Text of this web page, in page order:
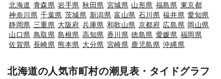
北海道 青森県 岩手県 秋田県 宮城県 山形県 福島県 東京都
神奈川県 千葉県 茨城県 新潟県 富山県 石川県 福井県 愛知県
静岡県 三重県 大阪府 兵庫県 和歌山県 京都府 広島県 岡山県
山口県 鳥取県 島根県 高知県 香川県 徳島県 愛媛県 福岡県
佐賀県 長崎県 熊本県 大分県 宮崎県 鹿児島県 沖縄県
北海道の人気市町村の潮見表・タイドグラフ